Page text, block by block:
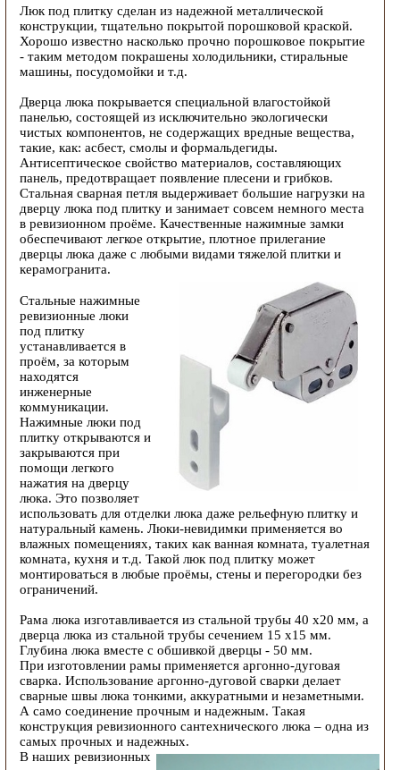
Люк под плитку сделан из надежной металлической
конструкции, тщательно покрытой порошковой краской.
Хорошо известно насколько прочно порошковое покрытие
- таким методом покрашены холодильники, стиральные
машины, посудомойки и т.д.
Дверца люка покрывается специальной влагостойкой
панелью, состоящей из исключительно экологически
чистых компонентов, не содержащих вредные вещества,
такие, как: асбест, смолы и формальдегиды.
Антисептическое свойство материалов, составляющих
панель, предотвращает появление плесени и грибков.
Стальная сварная петля выдерживает большие нагрузки на
дверцу люка под плитку и занимает совсем немного места
в ревизионном проёме. Качественные нажимные замки
обеспечивают легкое открытие, плотное прилегание
дверцы люка даже с любыми видами тяжелой плитки и
керамогранита.
Стальные нажимные
ревизионные люки
под плитку
устанавливается в
проём, за которым
находятся
инженерные
коммуникации.
Нажимные люки под
плитку открываются и
закрываются при
помощи легкого
нажатия на дверцу
люка. Это позволяет
использовать для отделки люка даже рельефную плитку и
натуральный камень. Люки-невидимки применяется во
влажных помещениях, таких как ванная комната, туалетная
комната, кухня и т.д. Такой люк под плитку может
монтироваться в любые проёмы, стены и перегородки без
ограничений.
Рама люка изготавливается из стальной трубы 40 х20 мм, а
дверца люка из стальной трубы сечением 15 х15 мм.
Глубина люка вместе с обшивкой дверцы - 50 мм.
При изготовлении рамы применяется аргонно-дуговая
сварка. Использование аргонно-дуговой сварки делает
сварные швы люка тонкими, аккуратными и незаметными.
А само соединение прочным и надежным. Такая
конструкция ревизионного сантехнического люка – одна из
самых прочных и надежных.
В наших ревизионных